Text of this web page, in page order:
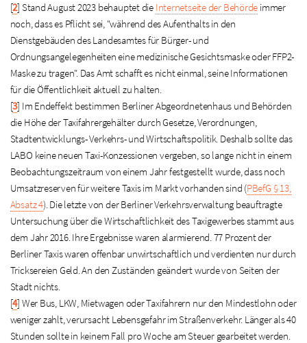
[2] Stand August 2023 behauptet die Internetseite der Behörde immer
noch, dass es Pflicht sei, "während des Aufenthalts in den
Dienstgebäuden des Landesamtes für Bürger- und
Ordnungsangelegenheiten eine medizinische Gesichtsmaske oder FFP2-
Maske zu tragen". Das Amt schafft es nicht einmal, seine Informationen
für die Öffentlichkeit aktuell zu halten.
[3] Im Endeffekt bestimmen Berliner Abgeordnetenhaus und Behörden
die Höhe der Taxifahrergehälter durch Gesetze, Verordnungen,
Stadtentwicklungs- Verkehrs- und Wirtschaftspolitik. Deshalb sollte das
LABO keine neuen Taxi-Konzessionen vergeben, so lange nicht in einem
Beobachtungszeitraum von einem Jahr festgestellt wurde, dass noch
Umsatzreserven für weitere Taxis im Markt vorhanden sind (PBefG § 13,
Absatz 4). Die letzte von der Berliner Verkehrsverwaltung beauftragte
Untersuchung über die Wirtschaftlichkeit des Taxigewerbes stammt aus
dem Jahr 2016. Ihre Ergebnisse waren alarmierend. 77 Prozent der
Berliner Taxis waren offenbar unwirtschaftlich und verdienten nur durch
Tricksereien Geld. An den Zuständen geändert wurde von Seiten der
Stadt nichts.
[4] Wer Bus, LKW, Mietwagen oder Taxifahrern nur den Mindestlohn oder
weniger zahlt, verursacht Lebensgefahr im Straßenverkehr. Länger als 40
Stunden sollte in keinem Fall pro Woche am Steuer gearbeitet werden.